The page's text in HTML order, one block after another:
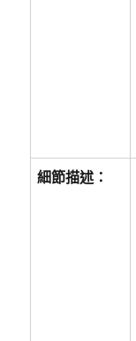
細節描述：